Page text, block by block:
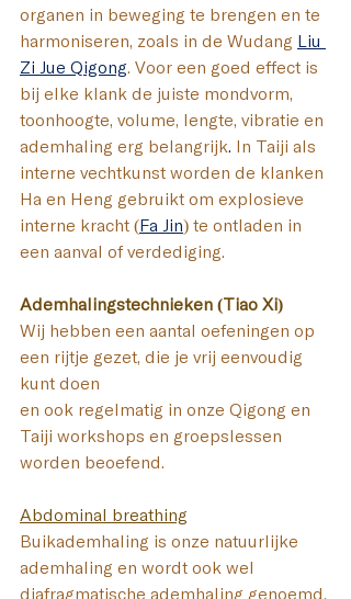
organen in beweging te brengen en te
harmoniseren, zoals in de Wudang Liu
Zi Jue Qigong. Voor een goed effect is
bij elke klank de juiste mondvorm,
toonhoogte, volume, lengte, vibratie en
ademhaling erg belangrijk. In Taiji als
interne vechtkunst worden de klanken
Ha en Heng gebruikt om explosieve
interne kracht (Fa Jin) te ontladen in
een aanval of verdediging.
Ademhalingstechnieken (Tiao Xi)
Wij hebben een aantal oefeningen op
een rijtje gezet, die je vrij eenvoudig
kunt doen
en ook regelmatig in onze Qigong en
Taiji workshops en groepslessen
worden beoefend.
Abdominal breathing
Buikademhaling is onze natuurlijke
ademhaling en wordt ook wel
diafragmatische ademhaling genoemd.